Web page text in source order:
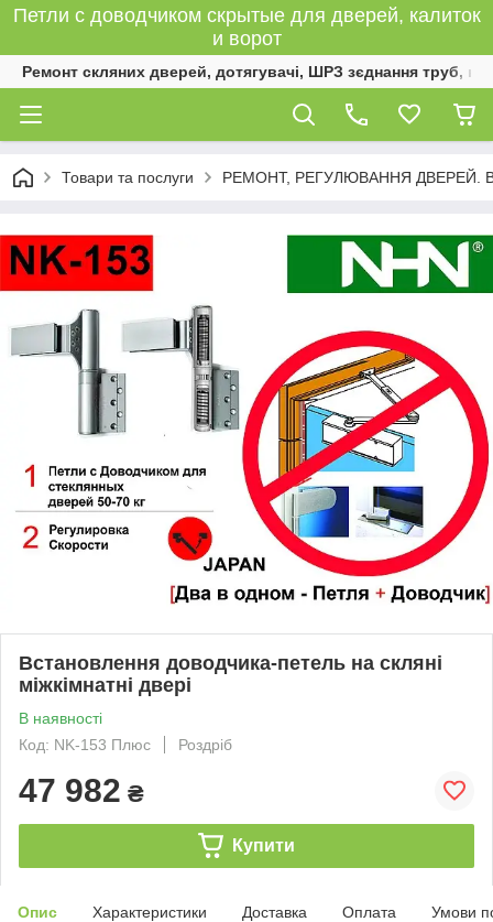
Петли с доводчиком скрытые для дверей, калиток
и ворот
Ремонт скляних дверей, дотягувачі, ШРЗ зєднання труб,
Товари та послуги РЕМОНТ, РЕГУЛЮВАННЯ ДВЕРЕЙ.
Встановлення доводчика-петель на скляні
міжкімнатні двері
В наявності
Код: NK-153 Плюс
Роздріб
47 982 ₴
Купити
Опис Характеристики Доставка Оплата Умови